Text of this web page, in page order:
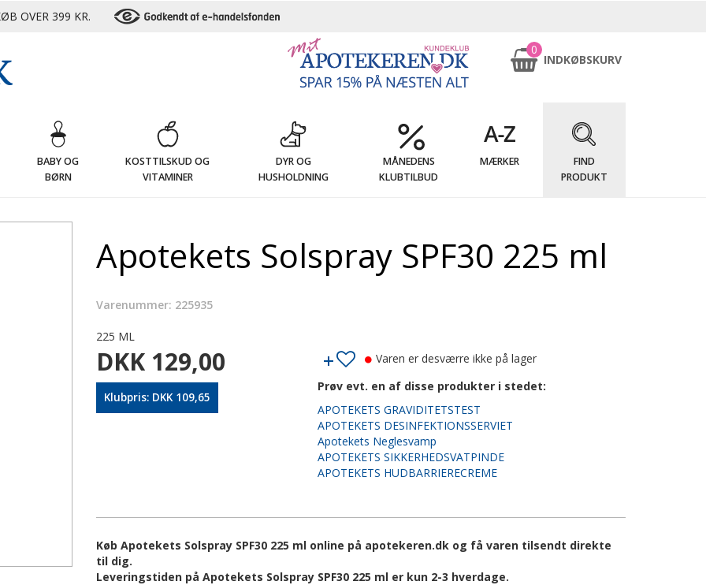
OVER 399 KR.
0
INDKØBSKURV
BABY OG
BØRN
KOSTTILSKUD OG
VITAMINER
DYR OG
HUSHOLDNING
MÅNEDENS
KLUBTILBUD
MÆRKER
FIND
PRODUKT
Apotekets Solspray SPF30 225 ml
Varenummer: 225935
225 ML
DKK 129,00
Klubpris: DKK 109,65
Varen er desværre ikke på lager
Prøv evt. en af disse produkter i stedet:
APOTEKETS GRAVIDITETSTEST
APOTEKETS DESINFEKTIONSSERVIET
Apotekets Neglesvamp
APOTEKETS SIKKERHEDSVATPINDE
APOTEKETS HUDBARRIERECREME
Køb Apotekets Solspray SPF30 225 ml online på apotekeren.dk og få varen tilsendt direkte
til dig.
Leveringstiden på Apotekets Solspray SPF30 225 ml er kun 2-3 hverdage.